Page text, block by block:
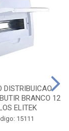
DISTRIBUICAO
BRANCO 12
ELITEK
15111